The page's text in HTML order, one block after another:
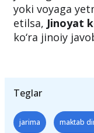
yoki voyaga
etilsa, Jinoyat
ko‘ra jinoiy
Teglar
jarima maktab